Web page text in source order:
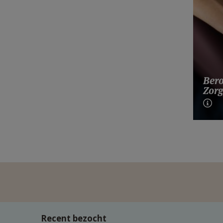
Recent bezocht